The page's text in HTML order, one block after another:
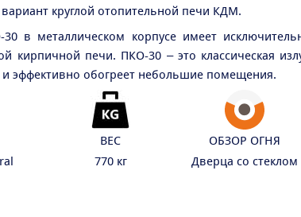
круглой отопительной печи КДМ.
в металлическом корпусе имеет
кирпичной печи. ПКО-30 – это классическая
и эффективно обогреет небольшие помещения.
ВЕС
770 кг
ОБЗОР ОГНЯ
Дверца со стеклом